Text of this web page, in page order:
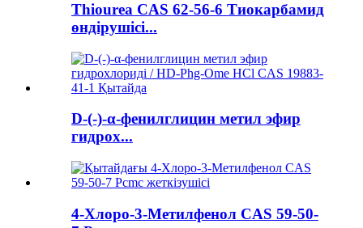
Thiourea CAS 62-56-6 Тиокарбамид
өндірушісі...
D-(-)-α-фенилглицин метил эфир
гидрох...
4-Хлоро-3-Метилфенол CAS 59-50-